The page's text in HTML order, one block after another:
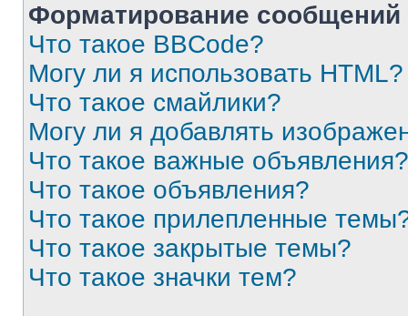
Форматирование
Что такое BBCode?
Могу ли я использовать HTML?
Что такое смайлики?
Могу ли я добавлять
Что такое важные объявления?
Что такое объявления?
Что такое прилепленные
Что такое закрытые темы?
Что такое значки тем?